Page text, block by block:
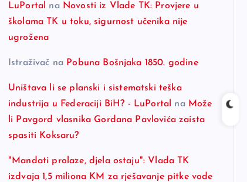
LuPortal
na Novosti iz Vlade TK: Provjere u
školama TK u toku, sigurnost učenika nije
ugrožena
Istraživač na Pobuna Bošnjaka 1850. godine
Uništava li se planski i sistematski teška
industrija u Federaciji BiH? - LuPortal
na Može
li Pavgord vlasnika Gordana Pavlovića zaista
spasiti Koksaru?
"Mandati prolaze, djela ostaju": Vlada TK
izdvaja 1,5 miliona KM za rješavanje pitke vode